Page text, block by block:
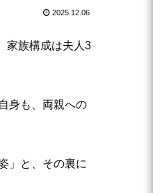
2025.12.06
家族構成は夫人3
身も、両親への
」と、その裏に